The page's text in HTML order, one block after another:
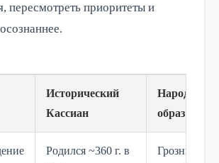
пересмотреть приоритеты и
Исторический
Кассиан
Народный
образ
Родился ~360 г. в
Грозный